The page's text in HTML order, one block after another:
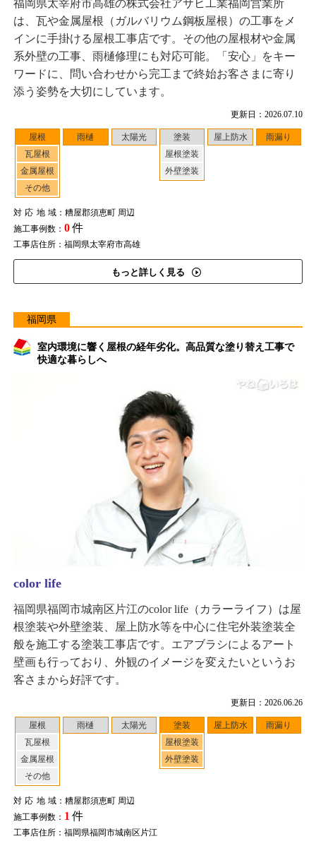
更新日：2026.07.10
屋根
瓦屋根
金属屋根
その他
雨樋 太陽光
塗装
屋根塗装
外壁塗装
屋上防水 雨漏り
対応地域：糟屋郡須恵町 周辺
施工事例数： 0件
工事店住所：福岡県太宰府市高雄
もっと詳しく見る
福岡県太宰府市高雄の株式会社アサヒ工業福岡営業所
は、瓦や金属屋根（ガルバリウム鋼板屋根）の工事をメ
インに手掛ける屋根工事店です。その他の屋根材や金属
系外壁の工事、雨樋修理にも対応可能。「安心」をキー
ワードに、問い合わせから完工まで終始お客さまに寄り
添う姿勢を大切にしています。
福岡県
室内環境に響く屋根の経年劣化。高品質な塗り替え工事で
快適な暮らしへ
更新日：2026.06.26
屋根
瓦屋根
金属屋根
その他
雨樋 太陽光
塗装
屋根塗装
外壁塗装
屋上防水 雨漏り
対応地域：糟屋郡須恵町 周辺
施工事例数： 1 件
工事店住所：福岡県福岡市城南区片江
color life
福岡県福岡市城南区片江のcolor life（カラーライフ）は屋
根塗装や外壁塗装、屋上防水等を中心に住宅外装塗装全
般を施工する塗装工事店です。エアブラシによるアート
壁画も行っており、外観のイメージを変えたいというお
客さまから好評です。